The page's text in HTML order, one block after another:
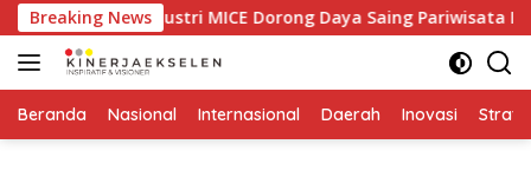
Langsung
ke
konten
Breaking News
Industri MICE Dorong Daya Saing Pariwisata Indonesia
Beranda Nasional Internasional Daerah Inovasi